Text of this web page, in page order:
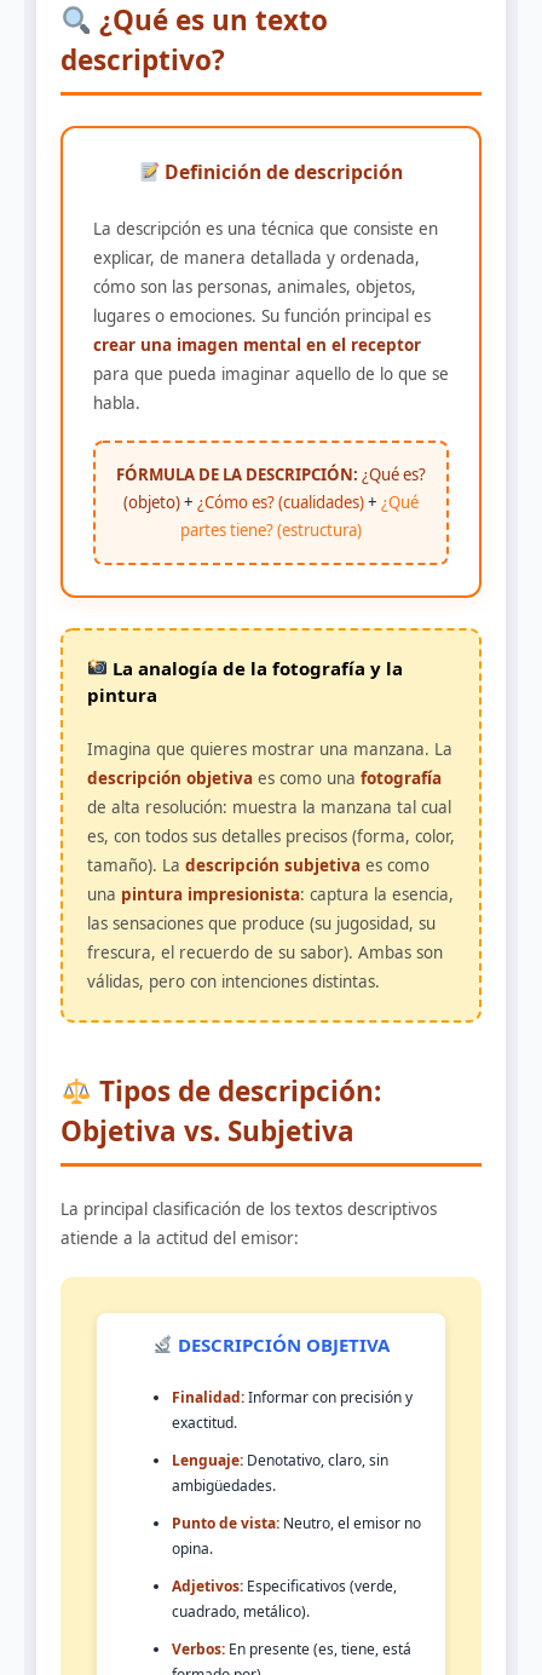
¿Qué es un texto
descriptivo?
Definición de descripción
La descripción es una técnica que consiste en
explicar, de manera detallada y ordenada,
cómo son las personas, animales, objetos,
lugares o emociones. Su función principal es
crear una imagen mental en el receptor
para que pueda imaginar aquello de lo que se
habla.
FÓRMULA DE LA DESCRIPCIÓN: ¿Qué es?
(objeto)+ ¿Cómo es? (cualidades)+ ¿Qué
partes tiene? (estructura)
La analogía de la fotografía y la
pintura
Imagina que quieres mostrar una manzana. La
descripción objetiva es como una fotografía
de alta resolución: muestra la manzana tal cual
es, con todos sus detalles precisos (forma, color,
tamaño). La descripción subjetiva es como
una pintura impresionista: captura la esencia,
las sensaciones que produce (su jugosidad, su
frescura, el recuerdo de su sabor). Ambas son
válidas, pero con intenciones distintas.
Tipos de descripción:
Objetiva vs. Subjetiva
La principal clasificación de los textos descriptivos
atiende a la actitud del emisor:
DESCRIPCIÓN OBJETIVA
Finalidad:Informar con precisión y
exactitud.
Lenguaje: Denotativo, claro, sin
ambigüedades.
Punto de vista: Neutro, el emisor no
opina.
Adjetivos: Especificativos (verde,
cuadrado, metálico).
Verbos: En presente (es, tiene, está